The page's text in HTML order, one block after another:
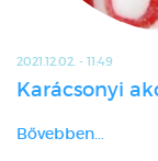
2021.12.02. - 11:49
Karácsonyi
Bővebben...